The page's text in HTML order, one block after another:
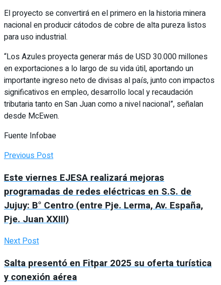
El proyecto se convertirá en el primero en la historia minera
nacional en producir cátodos de cobre de alta pureza listos
para uso industrial.
“Los Azules proyecta generar más de USD 30.000 millones
en exportaciones a lo largo de su vida útil, aportando un
importante ingreso neto de divisas al país, junto con impactos
significativos en empleo, desarrollo local y recaudación
tributaria tanto en San Juan como a nivel nacional”, señalan
desde McEwen.
Fuente Infobae
Previous Post
Este viernes EJESA realizará mejoras
programadas de redes eléctricas en S.S. de
Jujuy: B° Centro (entre Pje. Lerma, Av. España,
Pje. Juan XXIII)
Next Post
Salta presentó en Fitpar 2025 su oferta turística
y conexión aérea